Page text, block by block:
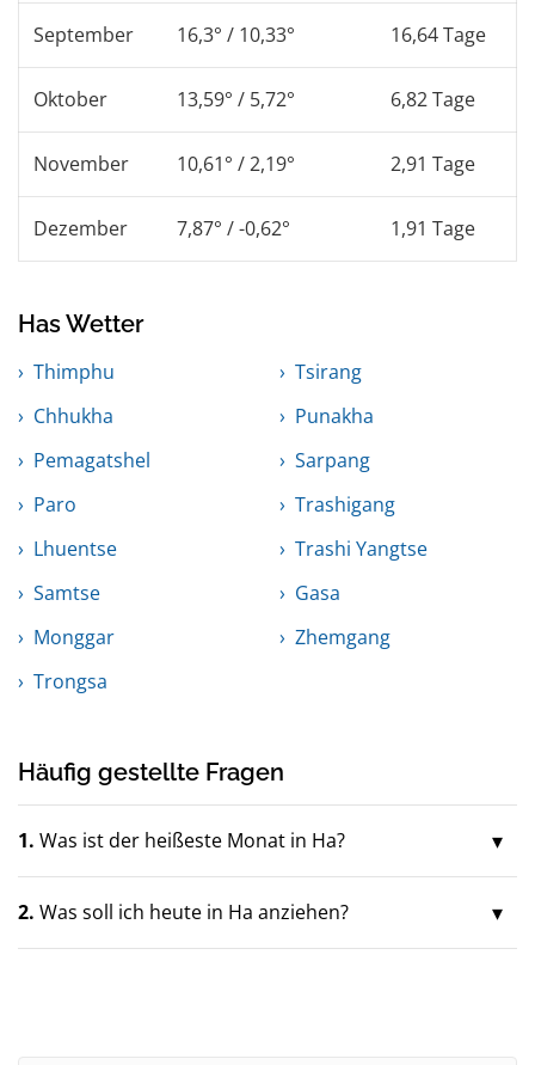
September 16,3° / 10,33° 16,64 Tage
Oktober 13,59° / 5,72° 6,82 Tage
November 10,61° / 2,19° 2,91 Tage
Dezember 7,87° / -0,62° 1,91 Tage
Has Wetter
Thimphu
Tsirang
Chhukha
Punakha
Pemagatshel
Sarpang
Paro
Trashigang
Lhuentse
Trashi Yangtse
Samtse
Gasa
Monggar
Zhemgang
Trongsa
Häufig gestellte Fragen
1. Was ist der heißeste Monat in Ha?
2. Was soll ich heute in Ha anziehen?